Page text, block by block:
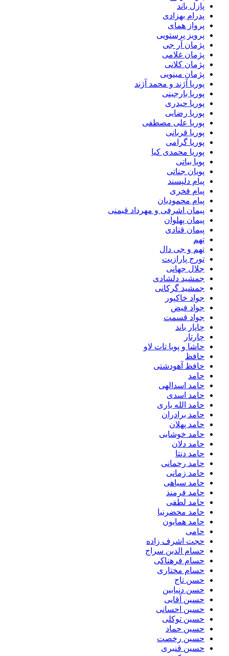
پازل باند
پدرام بهزادی
پرواز همای
پرویز پرستویی
پژمان آر جی
پژمان غلامی
پژمان کلانی
پژمان مینویی
پوریا آژند و محمد آژند
پوریا بارجینی
پوریا حیدری
پوریا رضایی
پوریا علی مصطفی
پوریا قربانی
پوریا گرامی
پوریا محمدی کیا
پویا بیاتی
پویان جناتی
پیام دلپسند
پیام فخری
پیام محمودیان
پیمان اشرفی و مهرداد قیمنی
پیمان پهلوان
پیمان قنادی
تهم
تهم و جی دال
تورج پارازیت
جلال جهانی
جمشید دلشادی
جمشید گرکانی
جواد خاکپور
جواد فیض
جواد قسمت
چاپار باند
چارتار
حاشا و پویا تات لاو
حافظ
حافظ آهودشتی
حامد
حامد اسدالهی
حامد اسدی
حامد الله یاری
حامد برادران
حامد پهلان
حامد خوشابی
حامد دلان
حامد دنتا
حامد رحمانی
حامد زمانی
حامد سیاهی
حامد فرمند
حامد لطفی
حامد محضرنیا
حامد همایون
حامی
حجت اشرف زاده
حسام الدین سراج
حسام فرهناکی
حسام مختاری
حسن تاج
حسن دنیابین
حسین آقایی
حسین احسانی
حسین توکلی
حسین حماد
حسین رخصت
حسین قنبری